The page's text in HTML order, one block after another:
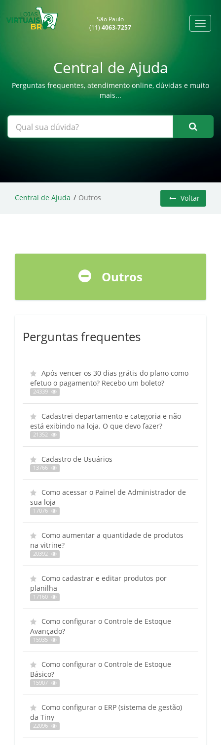
São Paulo
(11)4063-7257
Central de Ajuda
Perguntas frequentes, atendimento online, dúvidas e muito
mais...
Central de Ajuda Outros Voltar
Outros
Perguntas frequentes
Após vencer os 30 dias grátis do plano como
efetuo o pagamento? Recebo um boleto?
24339
Cadastrei departamento e categoria e não
está exibindo na loja. O que devo fazer?
21352
Cadastro de Usuários
13766
Como acessar o Painel de Administrador de
sua loja
17076
Como aumentar a quantidade de produtos
na vitrine?
20392
Como cadastrar e editar produtos por
planilha
17160
Como configurar o Controle de Estoque
Avançado?
15935
Como configurar o Controle de Estoque
Básico?
15907
Como configurar o ERP (sistema de gestão)
da Tiny
22096